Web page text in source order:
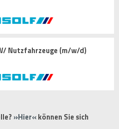
Nutzfahrzeuge (m/w/d)
Hier
können Sie sich